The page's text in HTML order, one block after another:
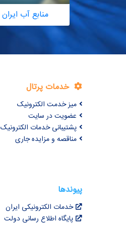
منابع آب ایران
خدمات پرتال
میز خدمت الکترونیک
عضویت در سایت
پشتیبانی خدمات الکترونیک
مناقصه و مزایده جاری
پیوندها
خدمات الکترونیکی ایران
پایگاه اطلاع رسانی دولت